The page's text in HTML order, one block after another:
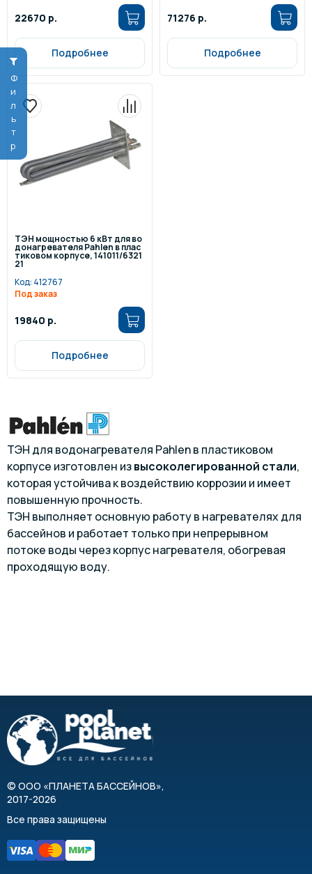
Фильтр
22670 р.
Подробнее
71276 р.
Подробнее
ТЭН мощностью 6 кВт для во
донагревателя Pahlen в плас
тиковом корпусе, 141011/6321
21
Код: 412767
Под заказ
19840 р.
Подробнее
ТЭН для водонагревателя Pahlen в пластиковом
корпусе изготовлен извысоколегированной стали,
которая устойчива к воздействию коррозии и имеет
повышенную прочность.
ТЭН выполняет основную работу в нагревателях для
бассейнов и работает только при непрерывном
потоке воды через корпус нагревателя, обогревая
проходящую воду.
© ООО «ПЛАНЕТА БАССЕЙНОВ»,
2017-2026
Все права защищены